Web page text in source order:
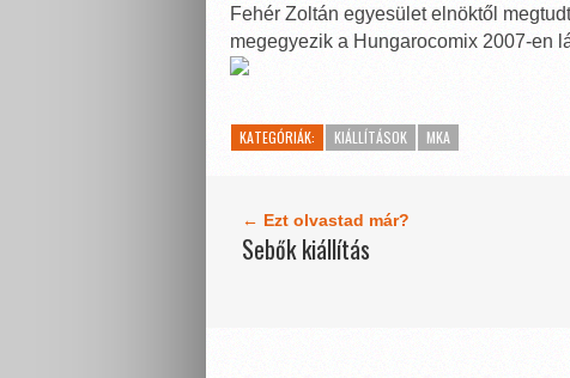
Fehér Zoltán egyesület elnöktől
megegyezik a Hungarocomix 2007-en
KATEGÓRIÁK: KIÁLLÍTÁSOK MKA
← Ezt olvastad már?
Sebők kiállítás